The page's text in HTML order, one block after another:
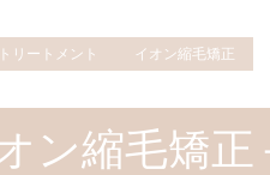
リートメント イオン縮毛矯正
ン縮毛矯